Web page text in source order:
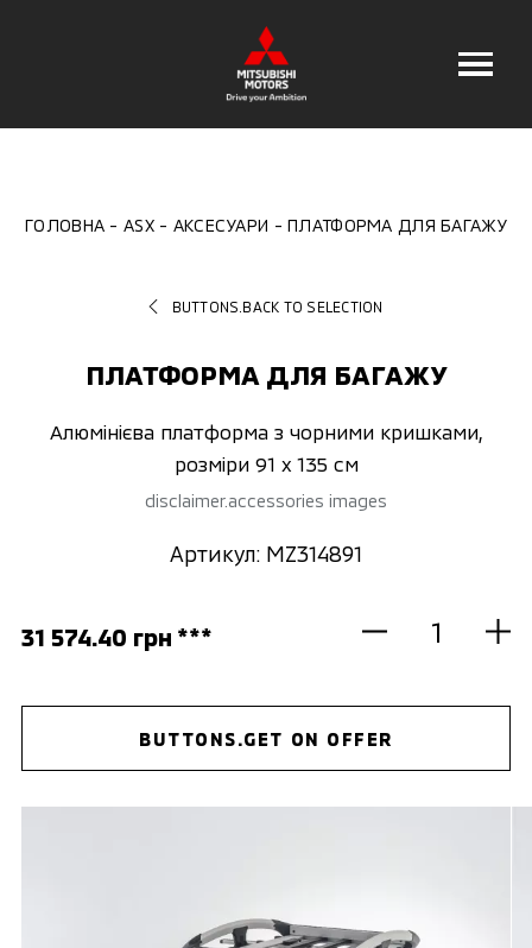
ГОЛОВНА ASX АКСЕСУАРИ ПЛАТФОРМА ДЛЯ БАГАЖУ
BUTTONS.BACK TO SELECTION
ПЛАТФОРМА ДЛЯ БАГАЖУ
Алюмінієва платформа з чорними кришками,
розміри 91 х 135 см
disclaimer.accessories images
Артикул: MZ314891
31 574.40 грн ***
BUTTONS.GET ON OFFER